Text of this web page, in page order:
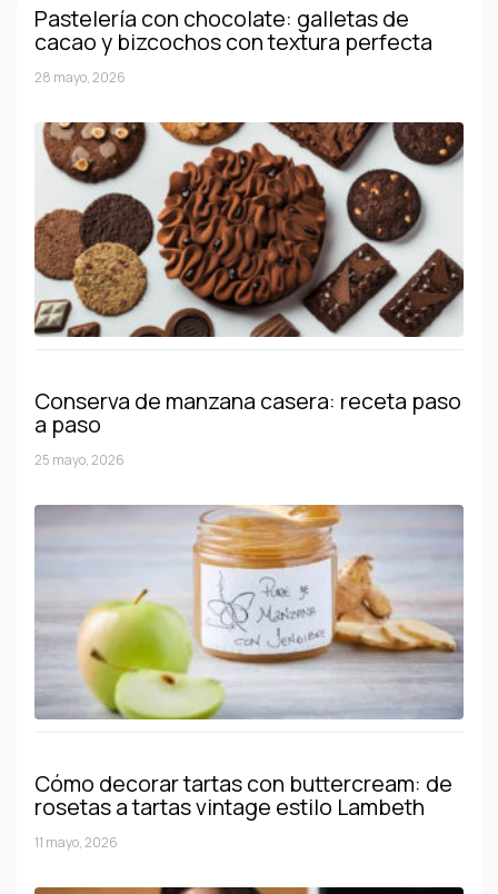
Pastelería con chocolate: galletas de
cacao y bizcochos con textura perfecta
28 mayo, 2026
Conserva de manzana casera: receta paso
a paso
25 mayo, 2026
Cómo decorar tartas con buttercream: de
rosetas a tartas vintage estilo Lambeth
11 mayo, 2026